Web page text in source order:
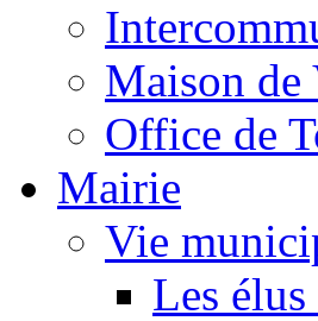
Maison de
Office de
Mairie
Vie
Les